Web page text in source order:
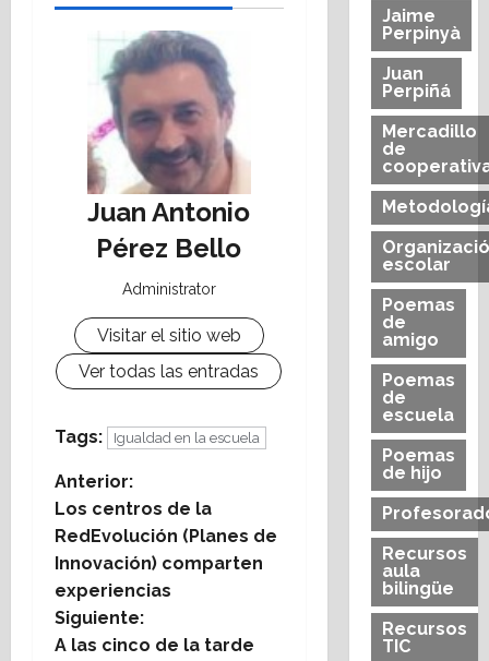
Juan Antonio
Pérez Bello
Administrator
Visitar el sitio web
Ver todas las entradas
Tags: Igualdad en la escuela
N
a
v
e
Anterior:
Los centros de la
RedEvolución (Planes de
Innovación) comparten
experiencias
Siguiente:
A las cinco de la tarde
Jaime
Perpinyà
Juan
Perpiñá
Mercadillo
de
escolar
Poemas
de
amigo
Poemas
de
escuela
Poemas
de hijo
Recursos
aula
bilingüe
Recursos
TIC